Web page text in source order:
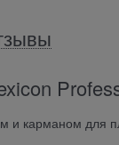
и карманом для